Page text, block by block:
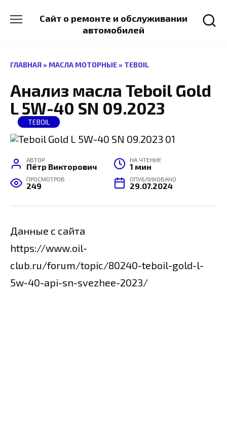
содержанию
Сайт о ремонте и обслуживании
автомобилей
ГЛАВНАЯ » МАСЛА МОТОРНЫЕ » TEBOIL
Анализ масла Teboil Gold
L 5W-40 SN 09.2023
TEBOIL
АВТОР
Пётр Викторович
НА ЧТЕНИЕ
1 мин
ПРОСМОТРОВ
249
ОПУБЛИКОВАНО
29.07.2024
Данные с сайта
https://www.oil-
club.ru/forum/topic/80240-teboil-gold-l-
5w-40-api-sn-svezhee-2023/